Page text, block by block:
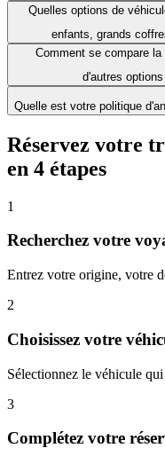
Quelles options de
enfants, grands
Comment se compare
d'autres
Quelle est votre politique
Réservez votre
en 4 étapes
1
Recherchez votre
Entrez votre origine, votre
2
Choisissez votre
Sélectionnez le véhicule
3
Complétez votre